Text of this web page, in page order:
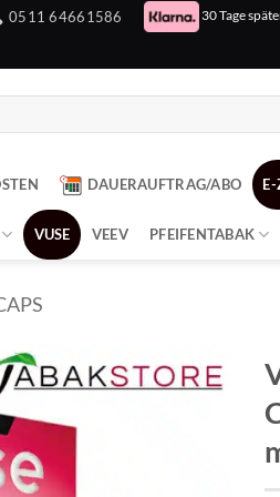
0511 64661586 30 Tage
DAUERAUFTRAG/ABO
VUSE VEEV PFEIFENTABAK